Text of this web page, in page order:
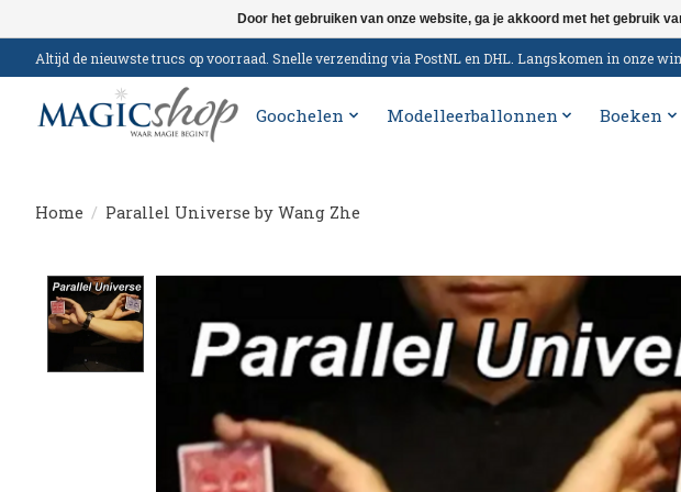
Altijd de nieuwste trucs op voorraad. Snelle verzending via PostNL en DHL. Langskomen in onze
Goochelen Modelleerballonnen Boeken
Home / Parallel Universe by Wang Zhe
Product image slideshow Items
Door het gebruiken van onze website, ga je akkoord met het gebruik